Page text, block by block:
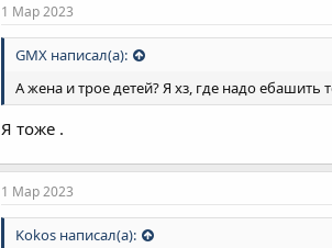
1 Мар 2023
GMX написал(а):
А жена и трое детей? Я хз, где надо ебашить
Я тоже .
1 Мар 2023
Kokos написал(а):